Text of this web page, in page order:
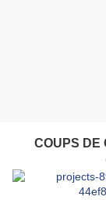
COUPS DE